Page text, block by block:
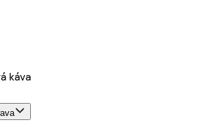
káva